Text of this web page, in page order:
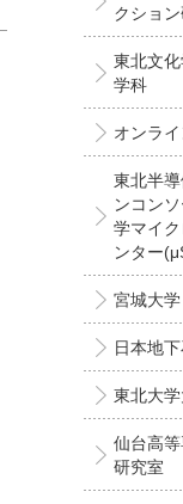
クショ
東北文
学科
オンラ
東北半
ンコン
学マイ
ンター
宮城大
日本地
東北大
仙台高
研究室